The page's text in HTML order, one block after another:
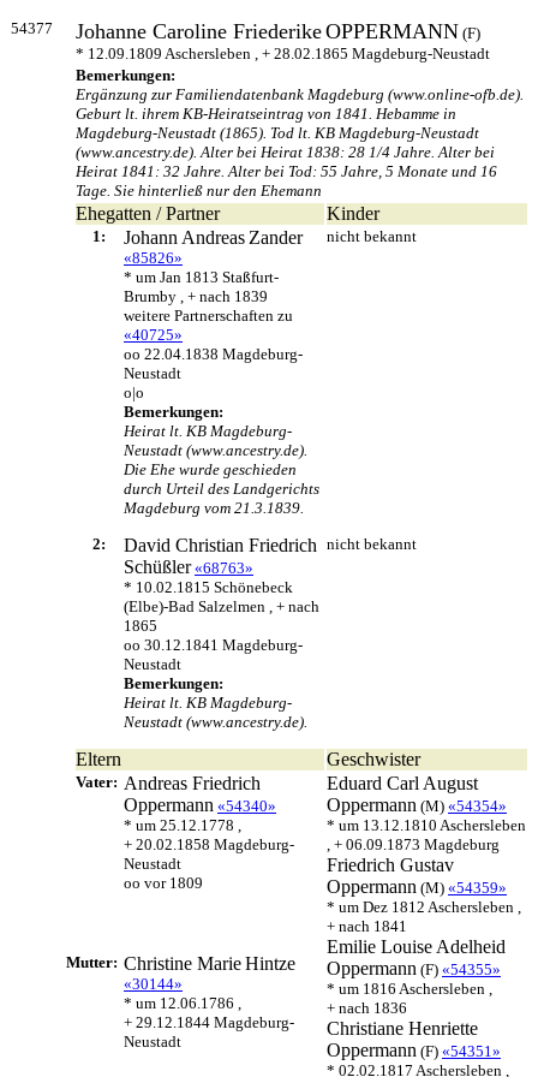
54377 Johanne Caroline FriederikeOPPERMANN (F)
* 12.09.1809 Aschersleben , + 28.02.1865 Magdeburg-Neustadt
Bemerkungen:
Ergänzung zur Familiendatenbank Magdeburg (www.online-ofb.de).
Geburt lt. ihrem KB-Heiratseintrag von 1841. Hebamme in
Magdeburg-Neustadt (1865). Tod lt. KB Magdeburg-Neustadt
(www.ancestry.de). Alter bei Heirat 1838: 28 1/4 Jahre. Alter bei
Heirat 1841: 32 Jahre. Alter bei Tod: 55 Jahre, 5 Monate und 16
Tage. Sie hinterließ nur den Ehemann
Ehegatten / Partner Kinder
1: Johann Andreas Zander
«85826»
* um Jan 1813 Staßfurt-
Brumby , + nach 1839
weitere Partnerschaften zu
«40725»
oo 22.04.1838 Magdeburg-
Neustadt
o|o
Bemerkungen:
Heirat lt. KB Magdeburg-
Neustadt (www.ancestry.de).
Die Ehe wurde geschieden
durch Urteil des Landgerichts
Magdeburg vom 21.3.1839.
nicht bekannt
2:
David Christian Friedrich
Schüßler «68763»
* 10.02.1815 Schönebeck
(Elbe)-Bad Salzelmen , + nach
1865
oo 30.12.1841 Magdeburg-
Neustadt
Bemerkungen:
Heirat lt. KB Magdeburg-
Neustadt (www.ancestry.de).
nicht bekannt
Eltern Geschwister
Vater: Andreas Friedrich
Oppermann «54340»
* um 25.12.1778 ,
+ 20.02.1858 Magdeburg-
Neustadt
oo vor 1809
Eduard Carl August
Oppermann (M) «54354»
* um 13.12.1810 Aschersleben
, + 06.09.1873 Magdeburg
Friedrich Gustav
Oppermann (M) «54359»
* um Dez 1812 Aschersleben ,
+ nach 1841
Emilie Louise Adelheid
Oppermann (F) «54355»
* um 1816 Aschersleben ,
+ nach 1836
Christiane Henriette
Oppermann (F) «54351»
* 02.02.1817 Aschersleben ,
Mutter: Christine MarieHintze
«30144»
* um 12.06.1786 ,
+ 29.12.1844 Magdeburg-
Neustadt